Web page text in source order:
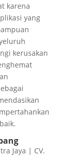
karena
yang
kerusakan
Jaya | CV.